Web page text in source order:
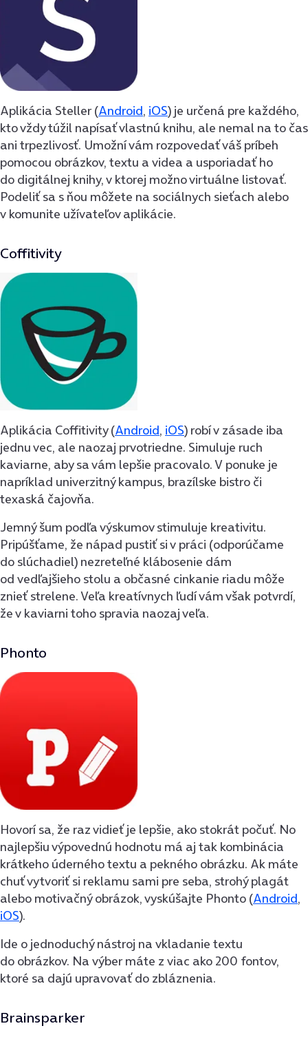
Aplikácia Steller (Android, iOS) je určená pre každého,
kto vždy túžil napísať vlastnú knihu, ale nemal na to čas
ani trpezlivosť. Umožní vám rozpovedať váš príbeh
pomocou obrázkov, textu a videa a usporiadať ho
do digitálnej knihy, v ktorej možno virtuálne listovať.
Podeliť sa s ňou môžete na sociálnych sieťach alebo
v komunite užívateľov aplikácie.
Coffitivity
Aplikácia Coffitivity (Android, iOS) robí v zásade iba
jednu vec, ale naozaj prvotriedne. Simuluje ruch
kaviarne, aby sa vám lepšie pracovalo. V ponuke je
napríklad univerzitný kampus, brazílske bistro či
texaská čajovňa.
Jemný šum podľa výskumov stimuluje kreativitu.
Pripúšťame, že nápad pustiť si v práci (odporúčame
do slúchadiel) nezreteľné klábosenie dám
od vedľajšieho stolu a občasné cinkanie riadu môže
znieť strelene. Veľa kreatívnych ľudí vám však potvrdí,
že v kaviarni toho spravia naozaj veľa.
Phonto
Hovorí sa, že raz vidieť je lepšie, ako stokrát počuť. No
najlepšiu výpovednú hodnotu má aj tak kombinácia
krátkeho úderného textu a pekného obrázku. Ak máte
chuť vytvoriť si reklamu sami pre seba, strohý plagát
alebo motivačný obrázok, vyskúšajte Phonto (Android,
iOS).
Ide o jednoduchý nástroj na vkladanie textu
do obrázkov. Na výber máte z viac ako 200 fontov,
ktoré sa dajú upravovať do zbláznenia.
Brainsparker